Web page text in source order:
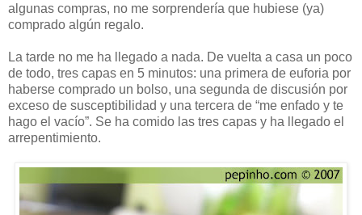
algunas compras, no me sorprendería que hubiese (ya)
comprado algún regalo.
La tarde no me ha llegado a nada. De vuelta a casa un poco
de todo, tres capas en 5 minutos: una primera de euforia por
haberse comprado un bolso, una segunda de discusión por
exceso de susceptibilidad y una tercera de “me enfado y te
hago el vacío”. Se ha comido las tres capas y ha llegado el
arrepentimiento.